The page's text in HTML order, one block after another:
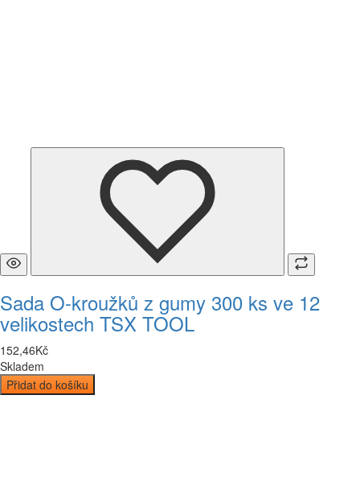
Sada O-kroužků z gumy 300 ks ve 12
velikostech TSX TOOL
152,46Kč
Skladem
Přidat do košíku